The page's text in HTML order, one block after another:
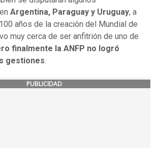
Argentina, Paraguay y Uruguay, a
años de la creación del Mundial de
muy cerca de ser anfitrión de uno de
finalmente la ANFP no logró
gestiones.
PUBLICIDAD